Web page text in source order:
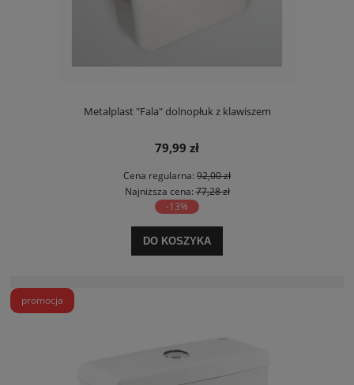
Metalplast "Fala" dolnopłuk z klawiszem
79,99 zł
Cena regularna: 92,00 zł
Najniższa cena:77,28 zł
-13%
DO KOSZYKA
promocja